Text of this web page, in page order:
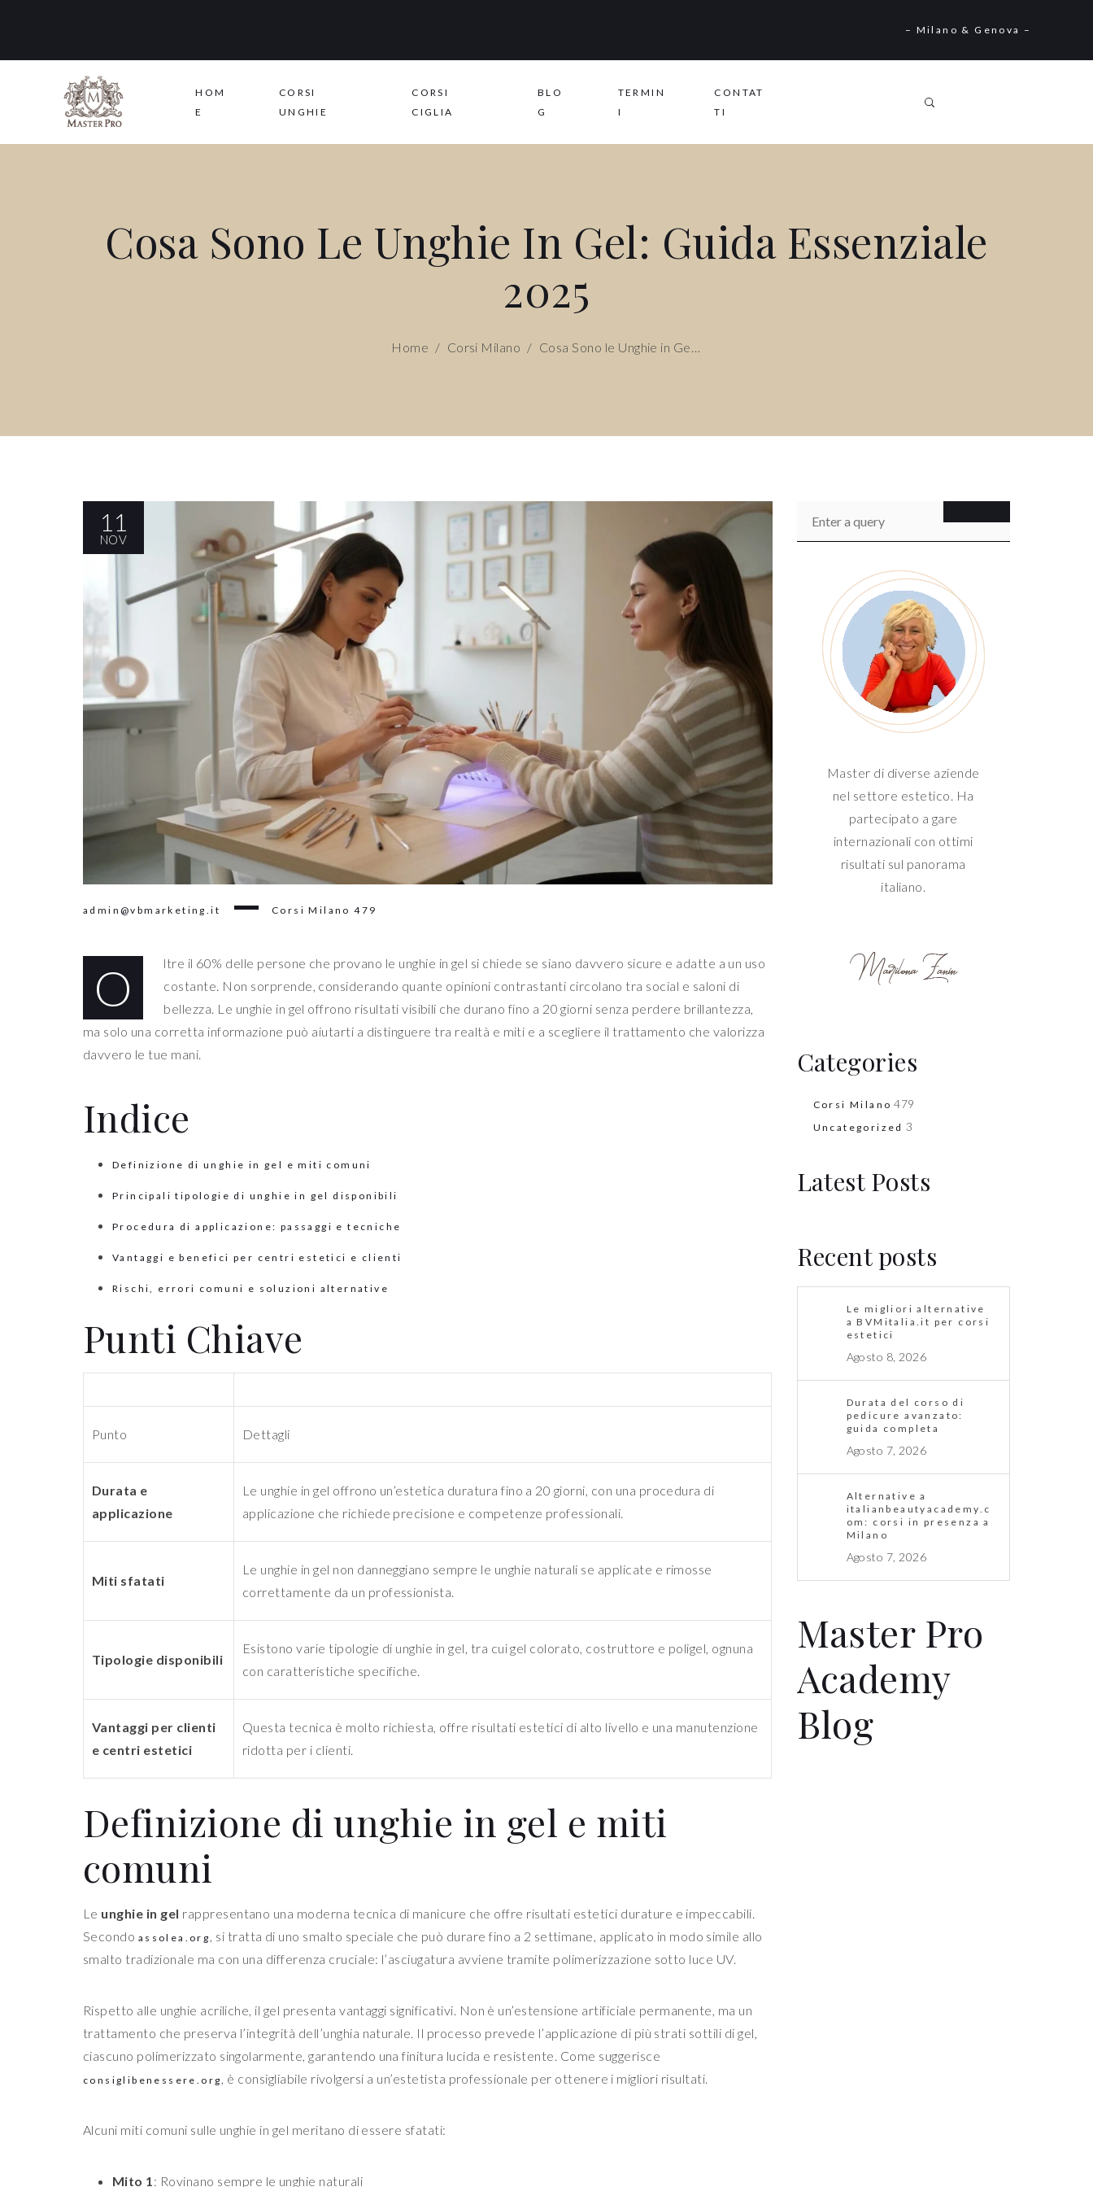
– Milano & Genova –
HOM
E
CORSI
UNGHIE
CORSI
CIGLIA
BLO
G
TERMIN
I
CONTAT
TI
Cosa Sono Le Unghie In Gel: Guida Essenziale
2025
Home / Corsi Milano / Cosa Sono le Unghie in Gel: Guida Essenziale 2025
11
NOV
admin@vbmarketing.it Corsi Milano479
O
ltre il 60% delle persone che provano le unghie in gel si chiede se siano davvero sicure e adatte a un uso
costante. Non sorprende, considerando quante opinioni contrastanti circolano tra social e saloni di
bellezza. Le unghie in gel offrono risultati visibili che durano fino a 20 giorni senza perdere brillantezza,
ma solo una corretta informazione può aiutarti a distinguere tra realtà e miti e a scegliere il trattamento che valorizza
davvero le tue mani.
Indice
Definizione di unghie in gel e miti comuni
Principali tipologie di unghie in gel disponibili
Procedura di applicazione: passaggi e tecniche
Vantaggi e benefici per centri estetici e clienti
Rischi, errori comuni e soluzioni alternative
Punti Chiave
Punto Dettagli
Durata e
applicazione
Le unghie in gel offrono un’estetica duratura fino a 20 giorni, con una procedura di
applicazione che richiede precisione e competenze professionali.
Miti sfatati
Le unghie in gel non danneggiano sempre le unghie naturali se applicate e rimosse
correttamente da un professionista.
Tipologie disponibili
Esistono varie tipologie di unghie in gel, tra cui gel colorato, costruttore e poligel, ognuna
con caratteristiche specifiche.
Vantaggi per clienti
e centri estetici
Questa tecnica è molto richiesta, offre risultati estetici di alto livello e una manutenzione
ridotta per i clienti.
Definizione di unghie in gel e miti
comuni
Le unghie in gel rappresentano una moderna tecnica di manicure che offre risultati estetici durature e impeccabili.
Secondo assolea.org, si tratta di uno smalto speciale che può durare fino a 2 settimane, applicato in modo simile allo
smalto tradizionale ma con una differenza cruciale: l’asciugatura avviene tramite polimerizzazione sotto luce UV.
Rispetto alle unghie acriliche, il gel presenta vantaggi significativi. Non è un’estensione artificiale permanente, ma un
trattamento che preserva l’integrità dell’unghia naturale. Il processo prevede l’applicazione di più strati sottili di gel,
ciascuno polimerizzato singolarmente, garantendo una finitura lucida e resistente. Come suggerisce
consiglibenessere.org, è consigliabile rivolgersi a un’estetista professionale per ottenere i migliori risultati.
Alcuni miti comuni sulle unghie in gel meritano di essere sfatati:
Mito 1: Rovinano sempre le unghie naturali
Master di diverse aziende
nel settore estetico. Ha
partecipato a gare
internazionali con ottimi
risultati sul panorama
italiano.
Categories
Corsi Milano 479
Uncategorized 3
Latest Posts
Recent posts
Le migliori alternative
a BVMitalia.it per corsi
estetici
Agosto 8, 2026
Durata del corso di
pedicure avanzato:
guida completa
Agosto 7, 2026
Alternative a
italianbeautyacademy.c
om: corsi in presenza a
Milano
Agosto 7, 2026
Master Pro
Academy
Blog